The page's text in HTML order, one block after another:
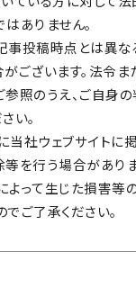
ありません。
事投稿時点とは異
がございます。法令
参照のうえ、ご自身
い。
当社ウェブサイトに
を行う場合がありま
よって生じた損害等
ご了承ください。